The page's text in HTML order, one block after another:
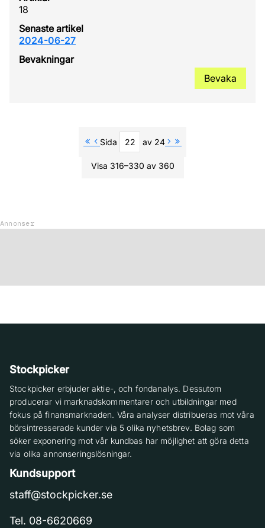
Sida av 24
Visa 316–330 av 360
18
2024-06-27
Bevaka
Annonser
Stockpicker
Stockpicker erbjuder aktie-, och fondanalys. Dessutom
producerar vi marknadskommentarer och utbildningar med
fokus på finansmarknaden. Våra analyser distribueras mot våra
börsintresserade kunder via 5 olika nyhetsbrev. Bolag som
söker exponering mot vår kundbas har möjlighet att göra detta
via olika annonseringslösningar.
Kundsupport
staff@stockpicker.se
Tel. 08-6620669